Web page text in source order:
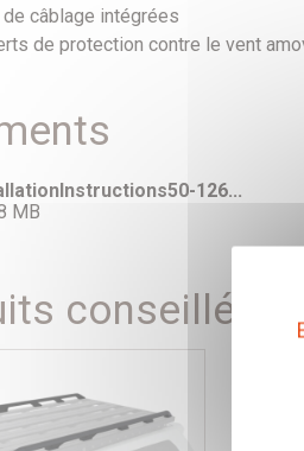
câblage intégrées
de protection contre le vent
126...
MB
conseillés